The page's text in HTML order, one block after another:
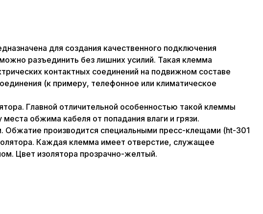
для создания качественного подключения
разъединить без лишних усилий. Такая клемма
контактных соединений на подвижном составе
(к примеру, телефонное или климатическое
Главной отличительной особенностью такой клеммы
обжима кабеля от попадания влаги и грязи.
Обжатие производится специальными пресс-клещами (ht-301
Каждая клемма имеет отверстие, служащее
Цвет изолятора прозрачно-желтый.